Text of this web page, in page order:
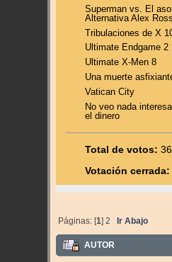
Superman vs. El
Alternativa Alex Ross
Tribulaciones de X
Ultimate Endgame 2
Ultimate X-Men 8
Una muerte
Vatican City
No veo nada
el dinero
Total de votos: 36
Votación cerrada:
Páginas: [1] 2 Ir Abajo
AUTOR